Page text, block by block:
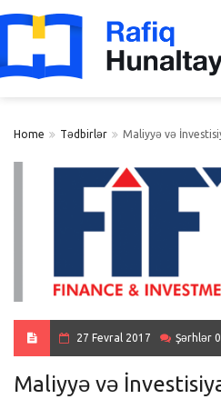
Home Tədbirlər Maliyyə və
27 Fevral 2017 Şərhlər 0
Maliyyə və